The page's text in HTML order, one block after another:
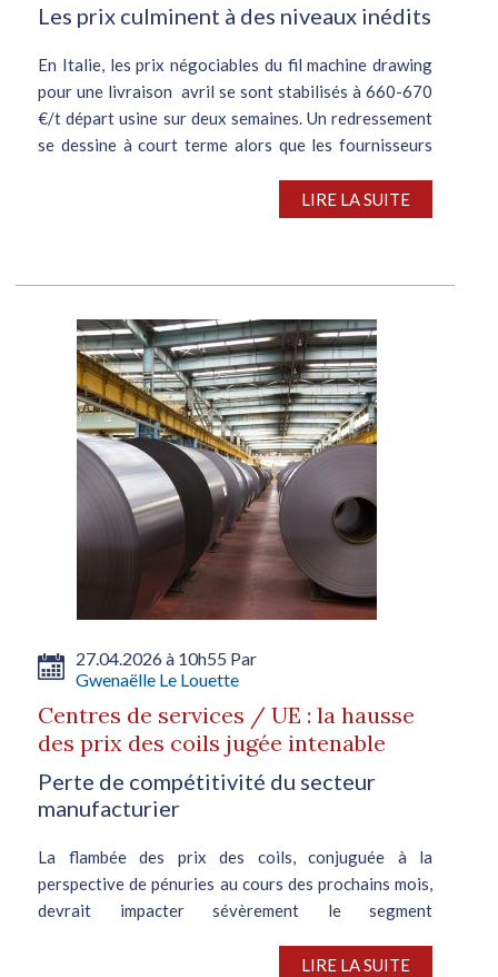
Les prix culminent à des niveaux inédits
En Italie, les prix négociables du fil machine drawing
pour une livraison avril se sont stabilisés à 660-670
€/t départ usine sur deux semaines. Un redressement
se dessine à court terme alors que les fournisseurs
LIRE LA SUITE
27.04.2026 à 10h55 Par
Gwenaëlle Le Louette
Centres de services / UE : la hausse
des prix des coils jugée intenable
Perte de compétitivité du secteur
manufacturier
La flambée des prix des coils, conjuguée à la
perspective de pénuries au cours des prochains mois,
devrait impacter sévèrement le segment
industrielles ont alerté la Commission européenne sur
LIRE LA SUITE